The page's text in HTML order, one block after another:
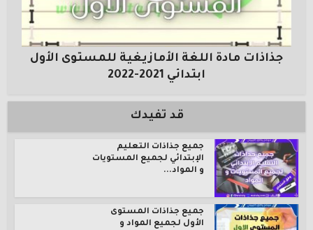
جذاذات مادة اللغة الأمازيغية للمستوى الأول
ابتدائي 2021-2022
قد تفيدك
جميع جذاذات التعليم
الإبتدائي لجميع المستويات
و المواد...
جميع جذاذات المستوى
الأول لجميع المواد و